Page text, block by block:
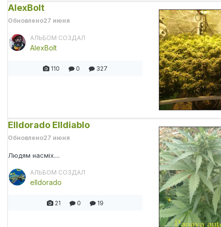
AlexBolt
Обновлено27 июня
АЛЬБОМ СОЗДАЛ
AlexBolt
110 0 327
Elldorado Elldiablo
Обновлено27 июня
Людям насміх....
АЛЬБОМ СОЗДАЛ
elldorado
21 0 19